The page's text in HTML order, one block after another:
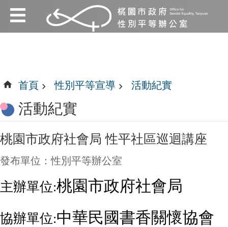
跳到主要內容區塊
:::
:::
首頁 性別平等宣導 活動紀實
活動紀實
桃園市政府社會局 性平社區巡迴講座
發布單位：性別平等辦公室
主辦單位:桃園市政府社會局
協辦單位:中華民國書香關懷協會